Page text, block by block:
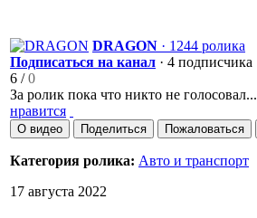
DRAGON · 1244 ролика
Подписаться на канал · 4 подписчика
6 /0
За ролик пока что никто не голосовал...
нравится
О видео Поделиться Пожаловаться
Категория ролика: Авто и транспорт
17 августа 2022